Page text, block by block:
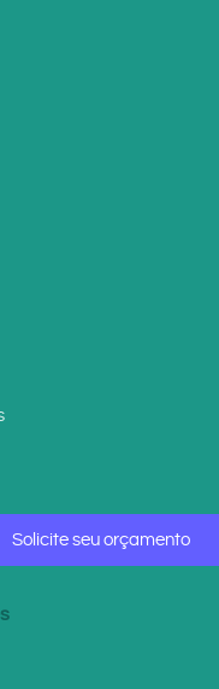
Solicite seu orçamento